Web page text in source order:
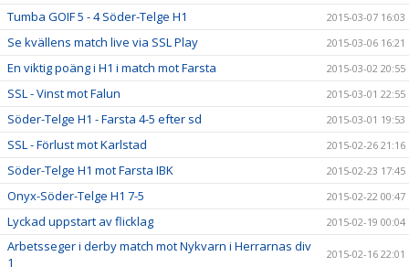
Tumba GOIF 5 - 4 Söder-Telge H1 2015-03-07 16:03
Se kvällens match live via SSL Play 2015-03-06 16:21
En viktig poäng i H1 i match mot Farsta 2015-03-02 20:55
SSL - Vinst mot Falun 2015-03-01 22:55
Söder-Telge H1 - Farsta 4-5 efter sd 2015-03-01 19:53
SSL - Förlust mot Karlstad 2015-02-26 21:16
Söder-Telge H1 mot Farsta IBK 2015-02-23 17:45
Onyx-Söder-Telge H1 7-5 2015-02-22 00:47
Lyckad uppstart av flicklag 2015-02-19 00:04
Arbetsseger i derby match mot Nykvarn i Herrarnas div
1
2015-02-16 22:01